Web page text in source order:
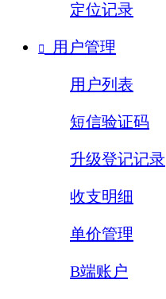
定位记录
 用户管理
用户列表
短信验证码
升级登记记录
收支明细
单价管理
B端账户